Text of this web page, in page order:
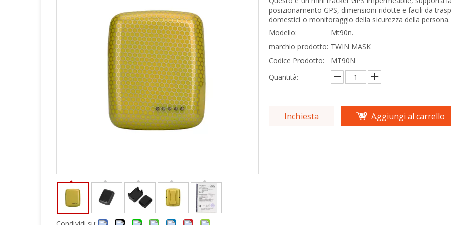
posizionamento GPS, dimensioni ridotte e facili da
domestici o monitoraggio della sicurezza della persona.
Modello:
Mt90n.
marchio prodotto: TWIN MASK
Codice Prodotto:
MT90N
Quantità:
Inchiesta Aggiungi al carrello